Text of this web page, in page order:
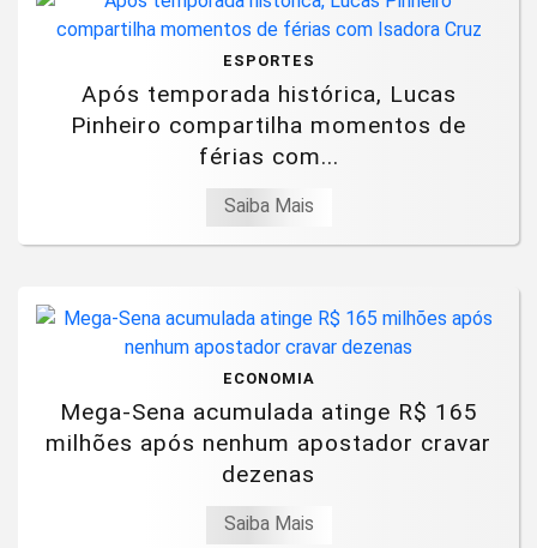
ESPORTES
Após temporada histórica, Lucas
Pinheiro compartilha momentos de
férias com...
Saiba Mais
ECONOMIA
Mega-Sena acumulada atinge R$ 165
milhões após nenhum apostador cravar
dezenas
Saiba Mais